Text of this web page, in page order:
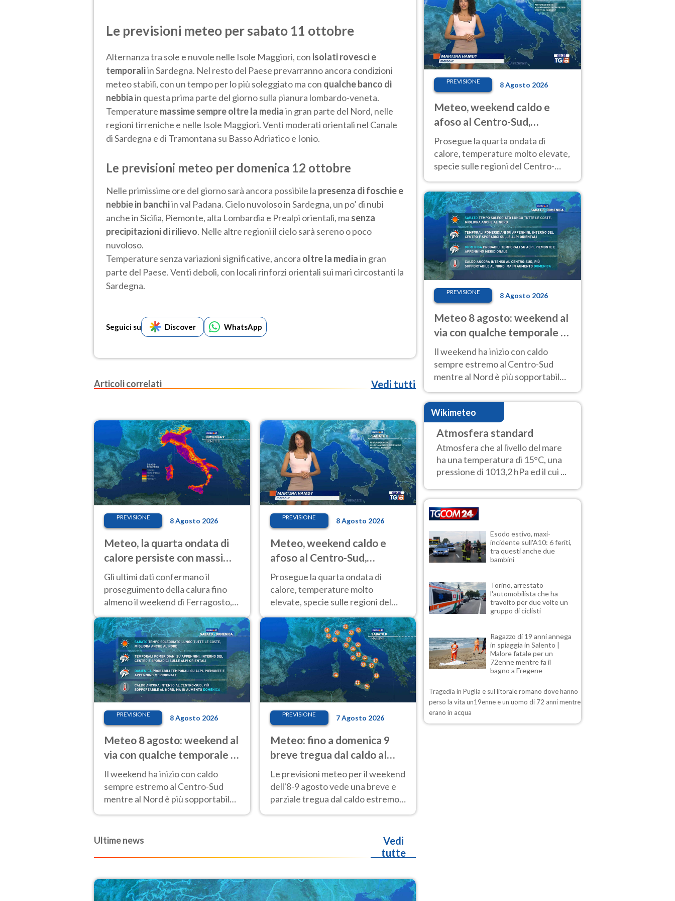
Le previsioni meteo per sabato 11 ottobre
Alternanza tra sole e nuvole nelle Isole Maggiori, con isolati rovesci e
temporaliin Sardegna. Nel resto del Paese prevarranno ancora condizioni
meteo stabili, con un tempo per lo più soleggiato ma con qualche banco di
nebbiain questa prima parte del giorno sulla pianura lombardo-veneta.
Temperature massime sempre oltre la mediain gran parte del Nord, nelle
regioni tirreniche e nelle Isole Maggiori. Venti moderati orientali nel Canale
di Sardegna e di Tramontana su Basso Adriatico e Ionio.
Le previsioni meteo per domenica 12 ottobre
Nelle primissime ore del giorno sarà ancora possibile la presenza di foschie e
nebbiein banchiin val Padana. Cielo nuvoloso in Sardegna, un po’ di nubi
anche in Sicilia, Piemonte, alta Lombardia e Prealpi orientali, ma senza
precipitazioni di rilievo. Nelle altre regioni il cielo sarà sereno o poco
nuvoloso.
Temperature senza variazioni significative, ancora oltre la mediain gran
parte del Paese. Venti deboli, con locali rinforzi orientali sui mari circostanti la
Sardegna.
Seguici su Discover WhatsApp
Articoli correlati Vedi tutti
PREVISIONE 8 Agosto 2026
Meteo, la quarta ondata di
calore persiste con massime
sempre molto elevate
Gli ultimi dati confermano il
proseguimento della calura fino
almeno il weekend di Ferragosto,
con tendenza a una nuova
intensificazione prossima
settimana
PREVISIONE 8 Agosto 2026
Meteo, weekend caldo e
afoso al Centro-Sud,
temporali sui rilievi
Prosegue la quarta ondata di
calore, temperature molto
elevate, specie sulle regioni del
Centro-Sud. Nuovi temporali di
calore sulle aree montuose
PREVISIONE 8 Agosto 2026
Meteo 8 agosto: weekend al
via con qualche temporale e
caldo estremo al Centro-Sud
Il weekend ha inizio con caldo
sempre estremo al Centro-Sud
mentre al Nord è più sopportabile
PREVISIONE 7 Agosto 2026
Meteo: fino a domenica 9
breve tregua dal caldo al
Nord! Altrove calura e afa
Le previsioni meteo per il weekend
dell'8-9 agosto vede una breve e
parziale tregua dal caldo estremo
Ultime news
Vedi
tutte
PREVISIONE 8 Agosto 2026
Meteo, weekend caldo e
afoso al Centro-Sud,
temporali sui rilievi
Prosegue la quarta ondata di
calore, temperature molto elevate,
specie sulle regioni del Centro-
aree montuose
PREVISIONE 8 Agosto 2026
Meteo 8 agosto: weekend al
via con qualche temporale e
caldo estremo al Centro-Sud
Il weekend ha inizio con caldo
sempre estremo al Centro-Sud
mentre al Nord è più sopportabile
calore sui rilievi.
Wikimeteo
Atmosfera standard
Atmosfera che al livello del mare
ha una temperatura di 15°C, una
pressione di 1013,2 hPa ed il cui ...
Esodo estivo, maxi-
incidente sull'A10: 6 feriti,
tra questi anche due
bambini
Torino, arrestato
l'automobilista che ha
travolto per due volte un
gruppo di ciclisti
Ragazzo di 19 anni annega
in spiaggia in Salento |
Malore fatale per un
72enne mentre fa il
bagno a Fregene
Tragedia in Puglia e sul litorale romano dove hanno
perso la vita un19enne e un uomo di 72 anni mentre
erano in acqua